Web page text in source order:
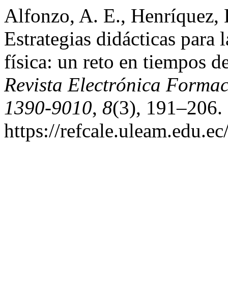
Alfonzo, A. E.,
Estrategias didácticas para
física: un reto en tiempos
Revista Electrónica
1390-9010, 8(3), 191–206.
https://